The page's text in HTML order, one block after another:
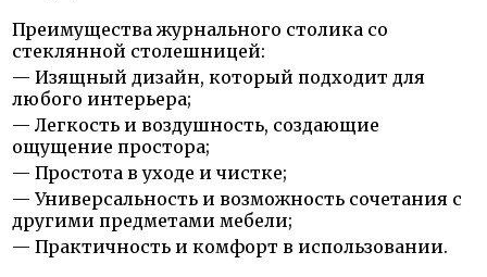
Преимущества журнального столика со
стеклянной столешницей:
— Изящный дизайн, который подходит для
любого интерьера;
— Легкость и воздушность, создающие
ощущение простора;
— Простота в уходе и чистке;
— Универсальность и возможность сочетания с
другими предметами мебели;
— Практичность и комфорт в использовании.